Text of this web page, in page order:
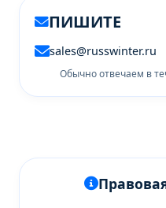
ПИШИТЕ
sales@russwinter.ru
Обычно отвечаем в